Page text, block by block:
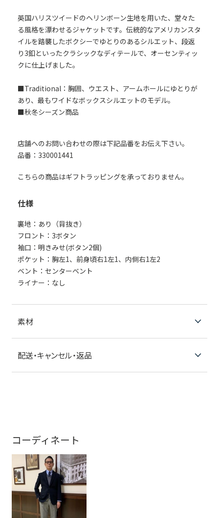
英国ハリスツイードのヘリンボーン生地を用いた、堂々た
る風格を漂わせるジャケットです。伝統的なアメリカンスタ
イルを踏襲したボクシーでゆとりのあるシルエット、段返
り3釦といったクラシックなディテールで、オーセンティッ
クに仕上げました。
■Traditional：胸囲、ウエスト、アームホールにゆとりが
あり、最もワイドなボックスシルエットのモデル。
■秋冬シーズン商品
店舗へのお問い合わせの際は下記品番をお伝え下さい。
品番：330001441
こちらの商品はギフトラッピングを承っておりません。
仕様
裏地：あり（背抜き）
フロント：3ボタン
袖口：明きみせ(ボタン2個)
ポケット：胸左1、前身頃右1左1、内側右1左2
ベント：センターベント
ライナー：なし
素材
配送・キャンセル・返品
コーディネート